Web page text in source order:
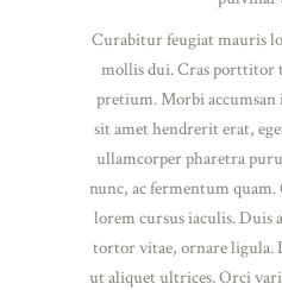
Curabitur feugiat mauris
mollis dui. Cras porttitor
pretium. Morbi accumsan
sit amet hendrerit erat,
ullamcorper pharetra
nunc, ac fermentum quam.
lorem cursus iaculis. Duis
tortor vitae, ornare ligula.
ut aliquet ultrices. Orci